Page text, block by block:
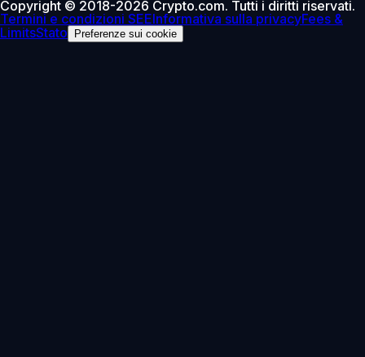
Copyright © 2018-2026 Crypto.com. Tutti i diritti riservati.
Termini e condizioni SEEInformativa sulla privacyFees &
LimitsStato Preferenze sui cookie